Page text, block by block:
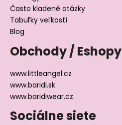
Často kladené otázky
Tabuľky veľkostí
Blog
Obchody / Eshopy
www.littleangel.cz
www.baridi.sk
www.baridiwear.cz
Sociálne siete